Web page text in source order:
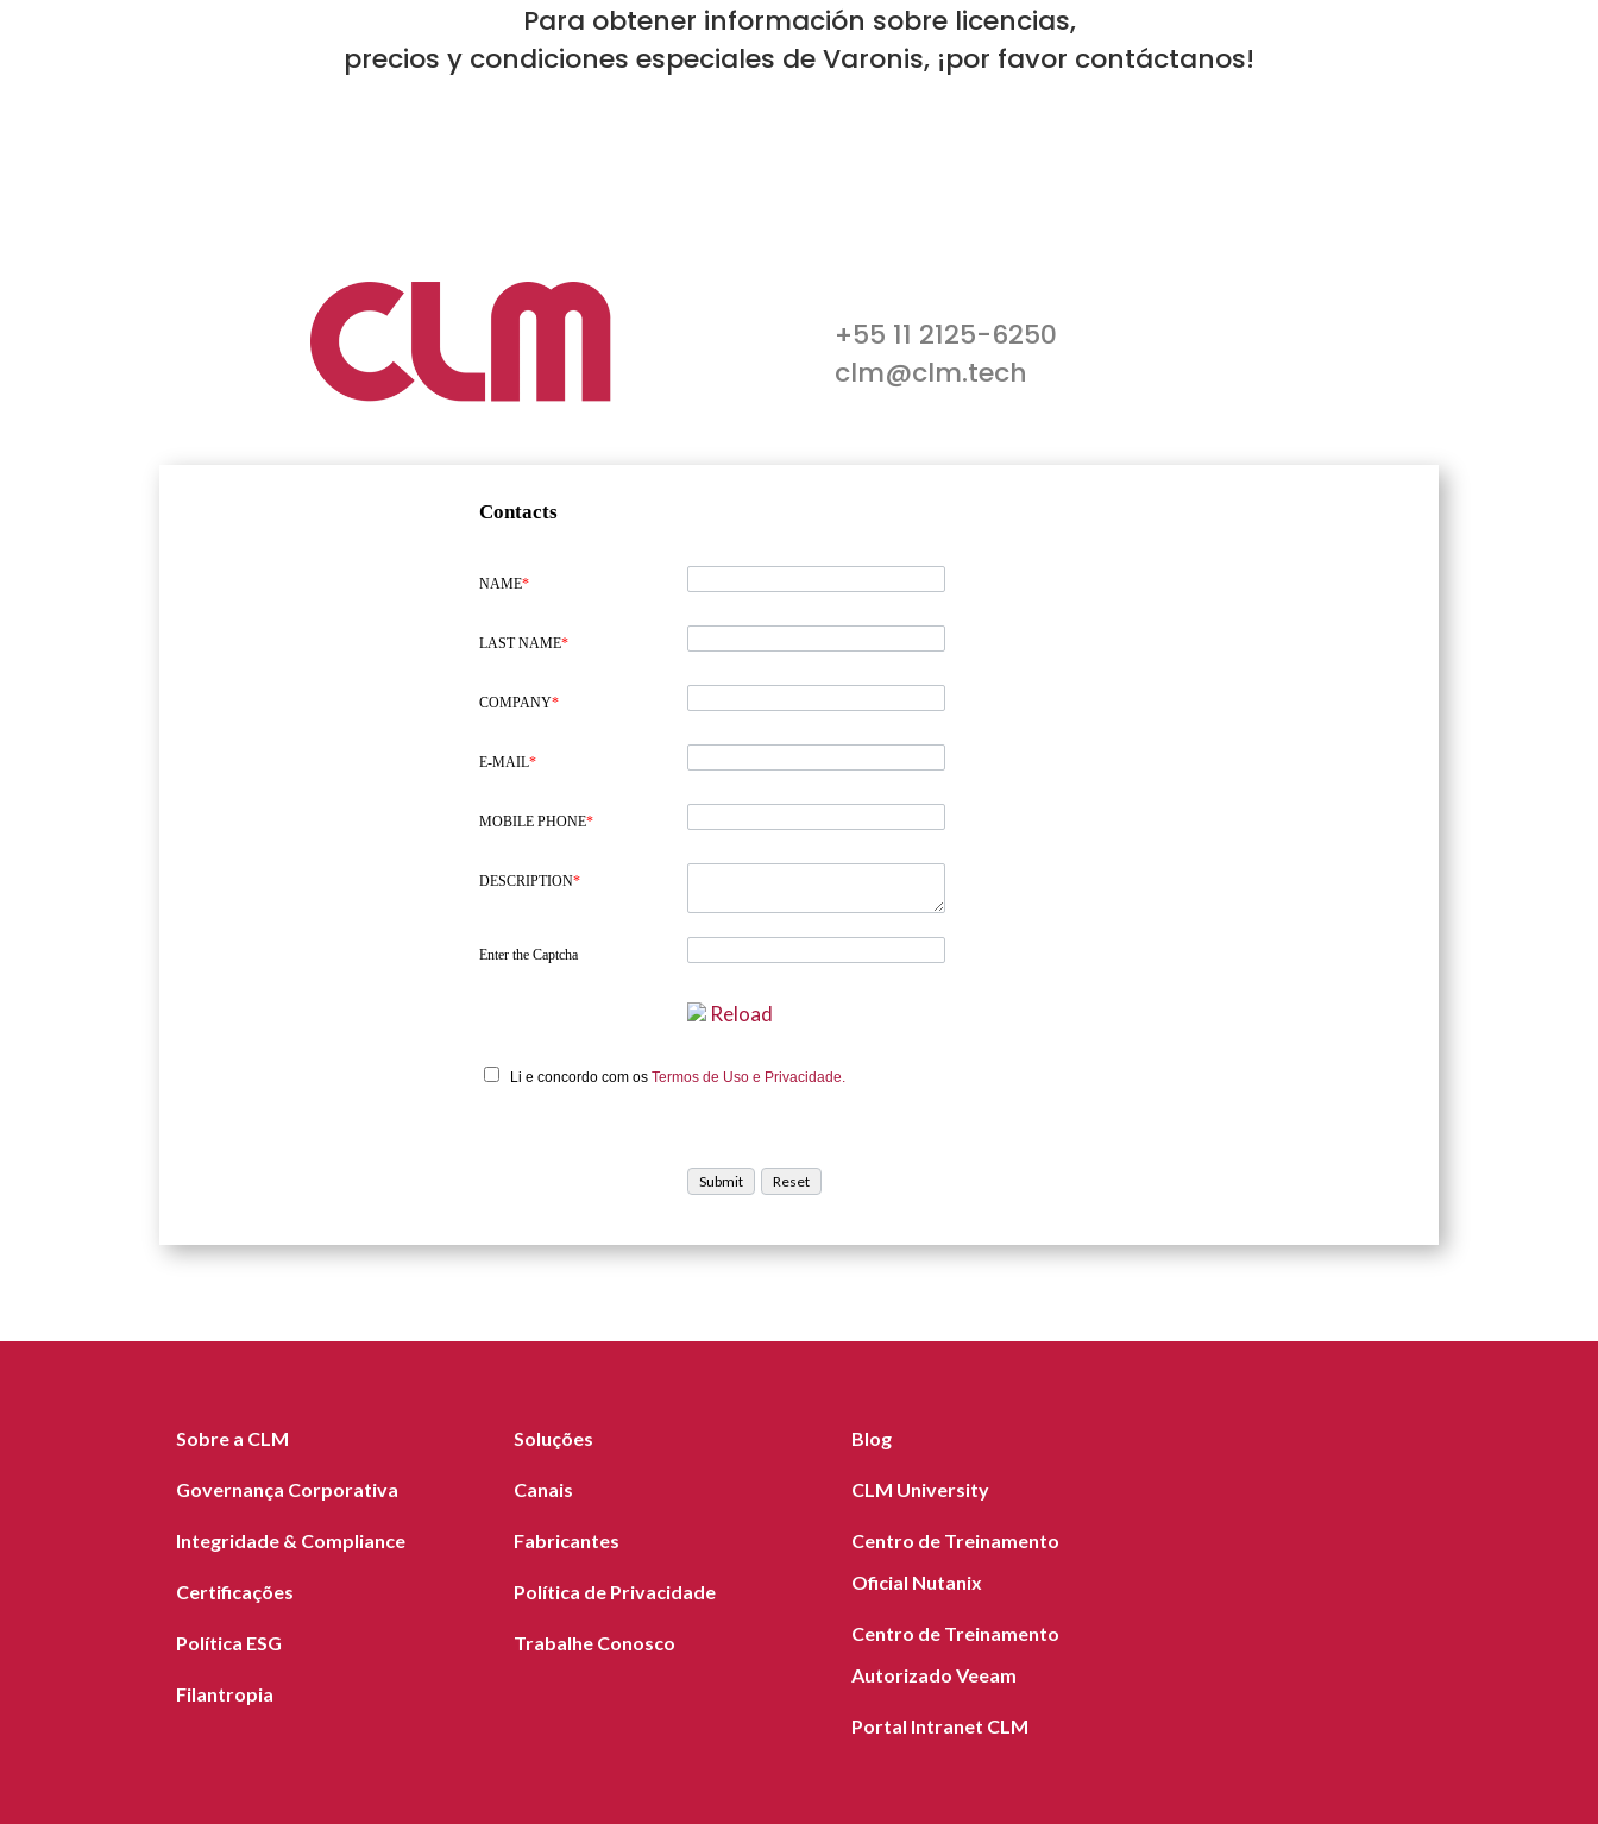
Para obtener información sobre licencias,
precios y condiciones especiales de Varonis, ¡por favor contáctanos!
+55 11 2125-6250
clm@clm.tech
Contacts
NAME*
LAST NAME*
COMPANY*
E-MAIL*
MOBILE PHONE*
DESCRIPTION*
Enter the Captcha
Reload
Li e concordo com os Termos de Uso e Privacidade.
Sobre a CLM
Governança Corporativa
Integridade & Compliance
Certificações
Política ESG
Filantropia
Soluções
Canais
Fabricantes
Política de Privacidade
Trabalhe Conosco
Blog
CLM University
Centro de Treinamento
Oficial Nutanix
Centro de Treinamento
Autorizado Veeam
Portal Intranet CLM